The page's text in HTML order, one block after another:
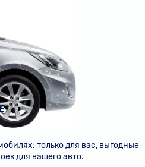
МАШИНЫ
АВТОМОЙКАХ
только для вас, выгодные
для вашего авто.